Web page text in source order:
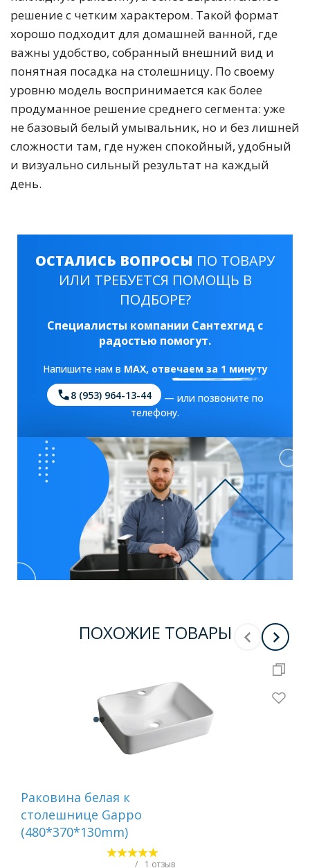
решение с четким характером. Такой формат
хорошо подходит для домашней ванной, где
важны удобство, собранный внешний вид и
понятная посадка на столешницу. По своему
уровню модель воспринимается как более
продуманное решение среднего сегмента: уже
не базовый белый умывальник, но и без лишней
сложности там, где нужен спокойный, удобный
и визуально сильный результат на каждый
день.
ОСТАЛИСЬ ВОПРОСЫ ПО ТОВАРУ
ИЛИ ТРЕБУЕТСЯ ПОМОЩЬ В
ПОДБОРЕ?
Специалисты компании Сантехгид с
радостью помогут.
Напишите нам в MAX, отвечаем за 1 минуту
8 (953) 964-13-44
— или позвоните по
телефону.
ПОХОЖИЕ ТОВАРЫ
Раковина белая к
столешнице Gappo
(480*370*130mm)
/ 1 отзыв